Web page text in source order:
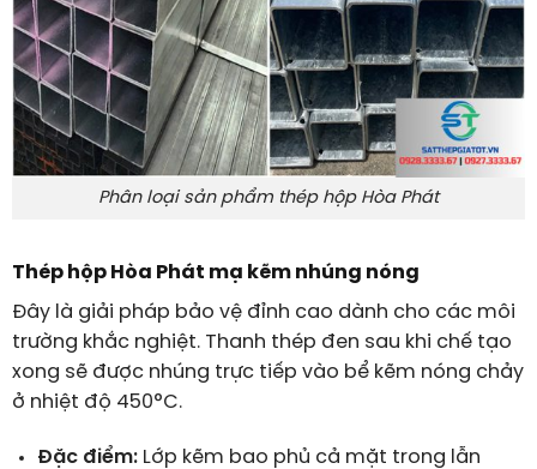
Phân loại sản phẩm thép hộp Hòa Phát
Thép hộp Hòa Phát mạ kẽm nhúng nóng
Đây là giải pháp bảo vệ đỉnh cao dành cho các môi
trường khắc nghiệt. Thanh thép đen sau khi chế tạo
xong sẽ được nhúng trực tiếp vào bể kẽm nóng chảy
ở nhiệt độ 450°C.
Đặc điểm:Lớp kẽm bao phủ cả mặt trong lẫn